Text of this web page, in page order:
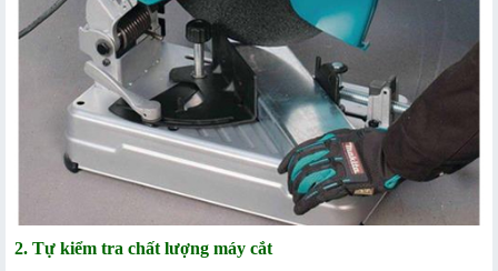
2. Tự kiểm tra chất lượng máy cắt